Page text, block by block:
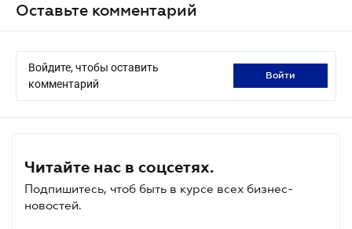
Оставьте комментарий
Войдите, чтобы оставить
комментарий
войти
Читайте нас в соцсетях.
Подпишитесь, чтоб быть в курсе всех бизнес-
новостей.